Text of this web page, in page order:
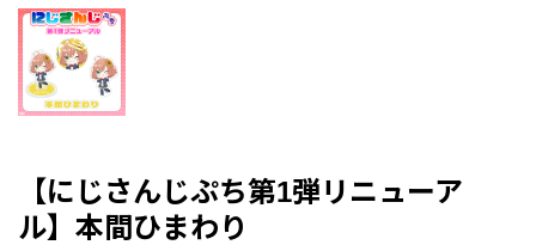
【にじさんじぷち第1弾リニューア
ル】本間ひまわり